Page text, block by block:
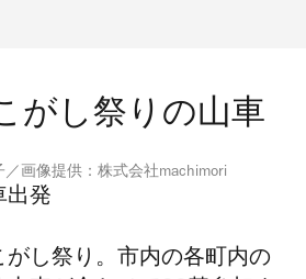
がし祭りの山車
画像提供：株式会社machimori
出発
がし祭り。市内の各町内の